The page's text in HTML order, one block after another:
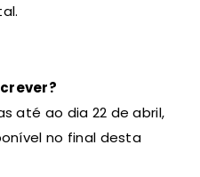
até ao dia 22 de abril,
no final desta